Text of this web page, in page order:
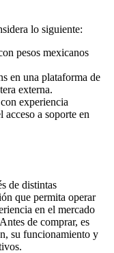
lo siguiente:
pesos mexicanos
en una plataforma de
externa.
experiencia
a soporte en
de distintas
que permita operar
en el mercado
de comprar, es
su funcionamiento y